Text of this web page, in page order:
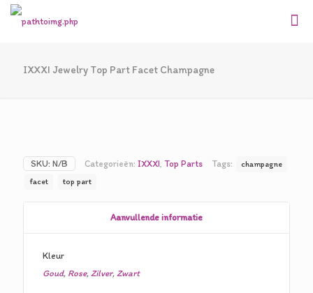
IXXXI Jewelry Top Part Facet Champagne
SKU: N/B Categorieën: IXXXI, Top Parts Tags:
champagne
facet
top part
Aanvullende informatie
Kleur
Goud, Rose, Zilver, Zwart